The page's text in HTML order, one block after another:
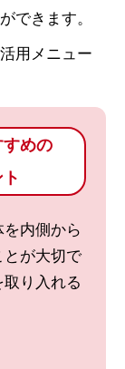
できます。
用メニュー
めの
内側から
とが大切で
り入れる